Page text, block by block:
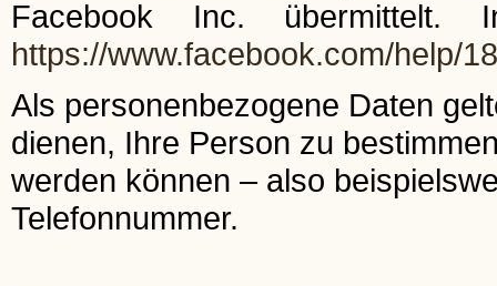
Facebook Inc. übermittelt.
https://www.facebook.com/help/
Als personenbezogene Daten
dienen, Ihre Person zu
werden können – also
Telefonnummer.